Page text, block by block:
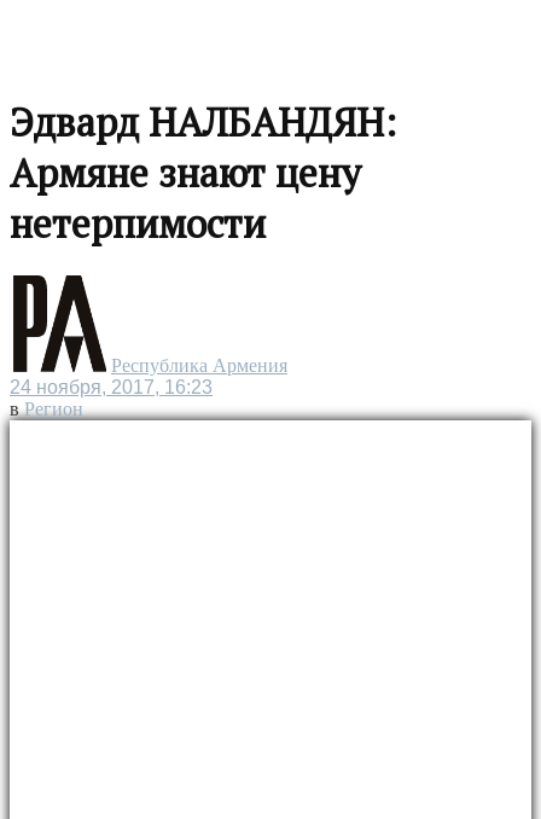
Эдвард НАЛБАНДЯН:
Армяне знают цену
нетерпимости
Республика Армения
24 ноября, 2017, 16:23
в Регион